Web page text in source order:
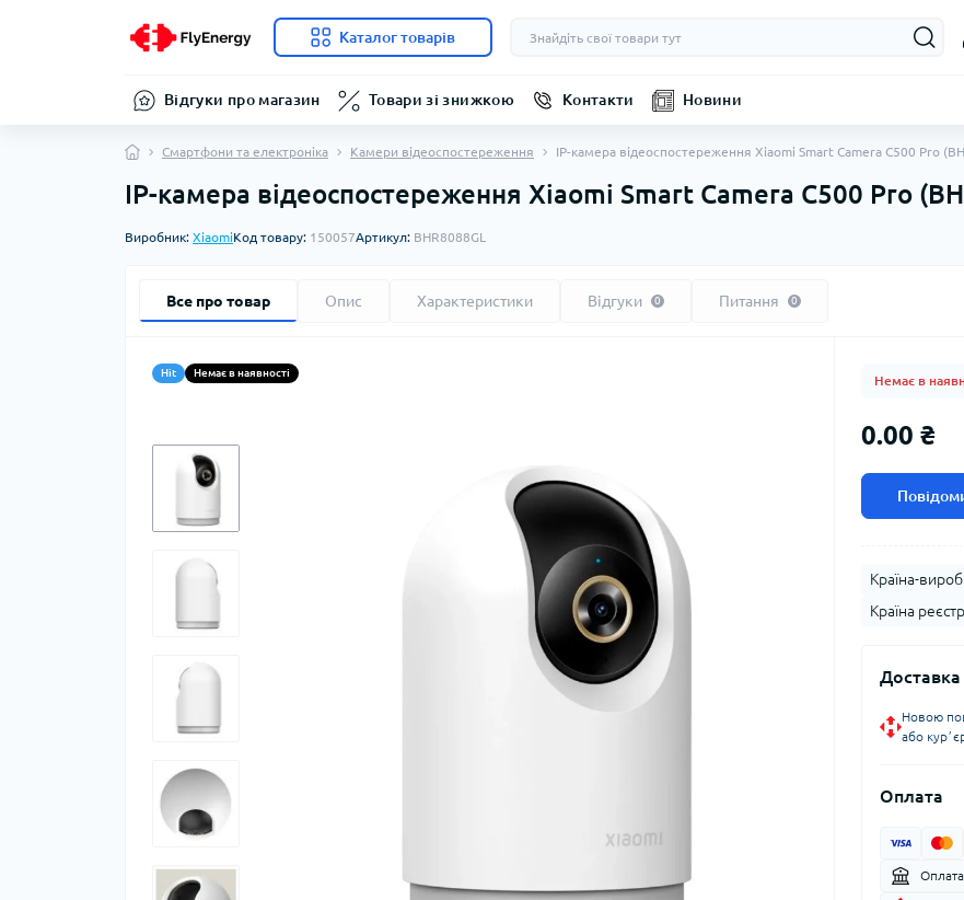
Каталог товарів
Відгуки про магазин Товари зі знижкою Контакти Новини
Смартфони та електроніка Камери відеоспостереження IP-камера відеоспостереження Xiaomi Smart Camera C500 Pro
IP-камера відеоспостереження Xiaomi Smart Camera C500 Pro
Виробник: XiaomiКод товару: 150057Артикул: BHR8088GL
Все про товар Опис Характеристики Відгуки 0 Питання 0
Hit Немає в наявності
Немає в
0.00 ₴
Країна-
Країна
Доставка
Новою
або
Оплата